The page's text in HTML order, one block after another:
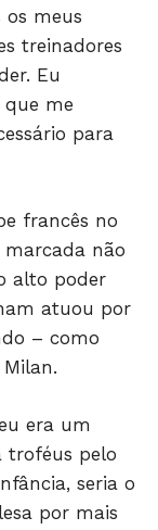
os meus
treinadores
Eu
me
para
francês no
não
alto poder
atuou por
– como
era um
troféus pelo
seria o
por mais